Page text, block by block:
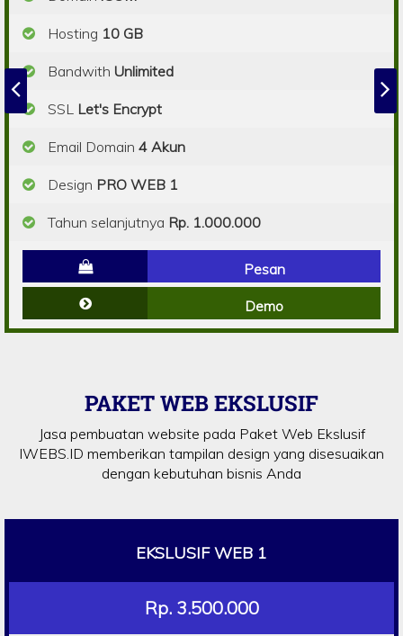
Hosting 10 GB
Bandwith Unlimited
SSL Let's Encrypt
Email Domain 4 Akun
Design PRO WEB 1
Tahun selanjutnya Rp. 1.000.000
Pesan
Demo
PAKET WEB EKSLUSIF
Jasa pembuatan website pada Paket Web Ekslusif
IWEBS.ID memberikan tampilan design yang disesuaikan
dengan kebutuhan bisnis Anda
EKSLUSIF WEB 1
Rp. 3.500.000